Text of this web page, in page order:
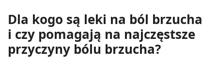
Dla kogo są leki na ból brzucha
i czy pomagają na najczęstsze
przyczyny bólu brzucha?